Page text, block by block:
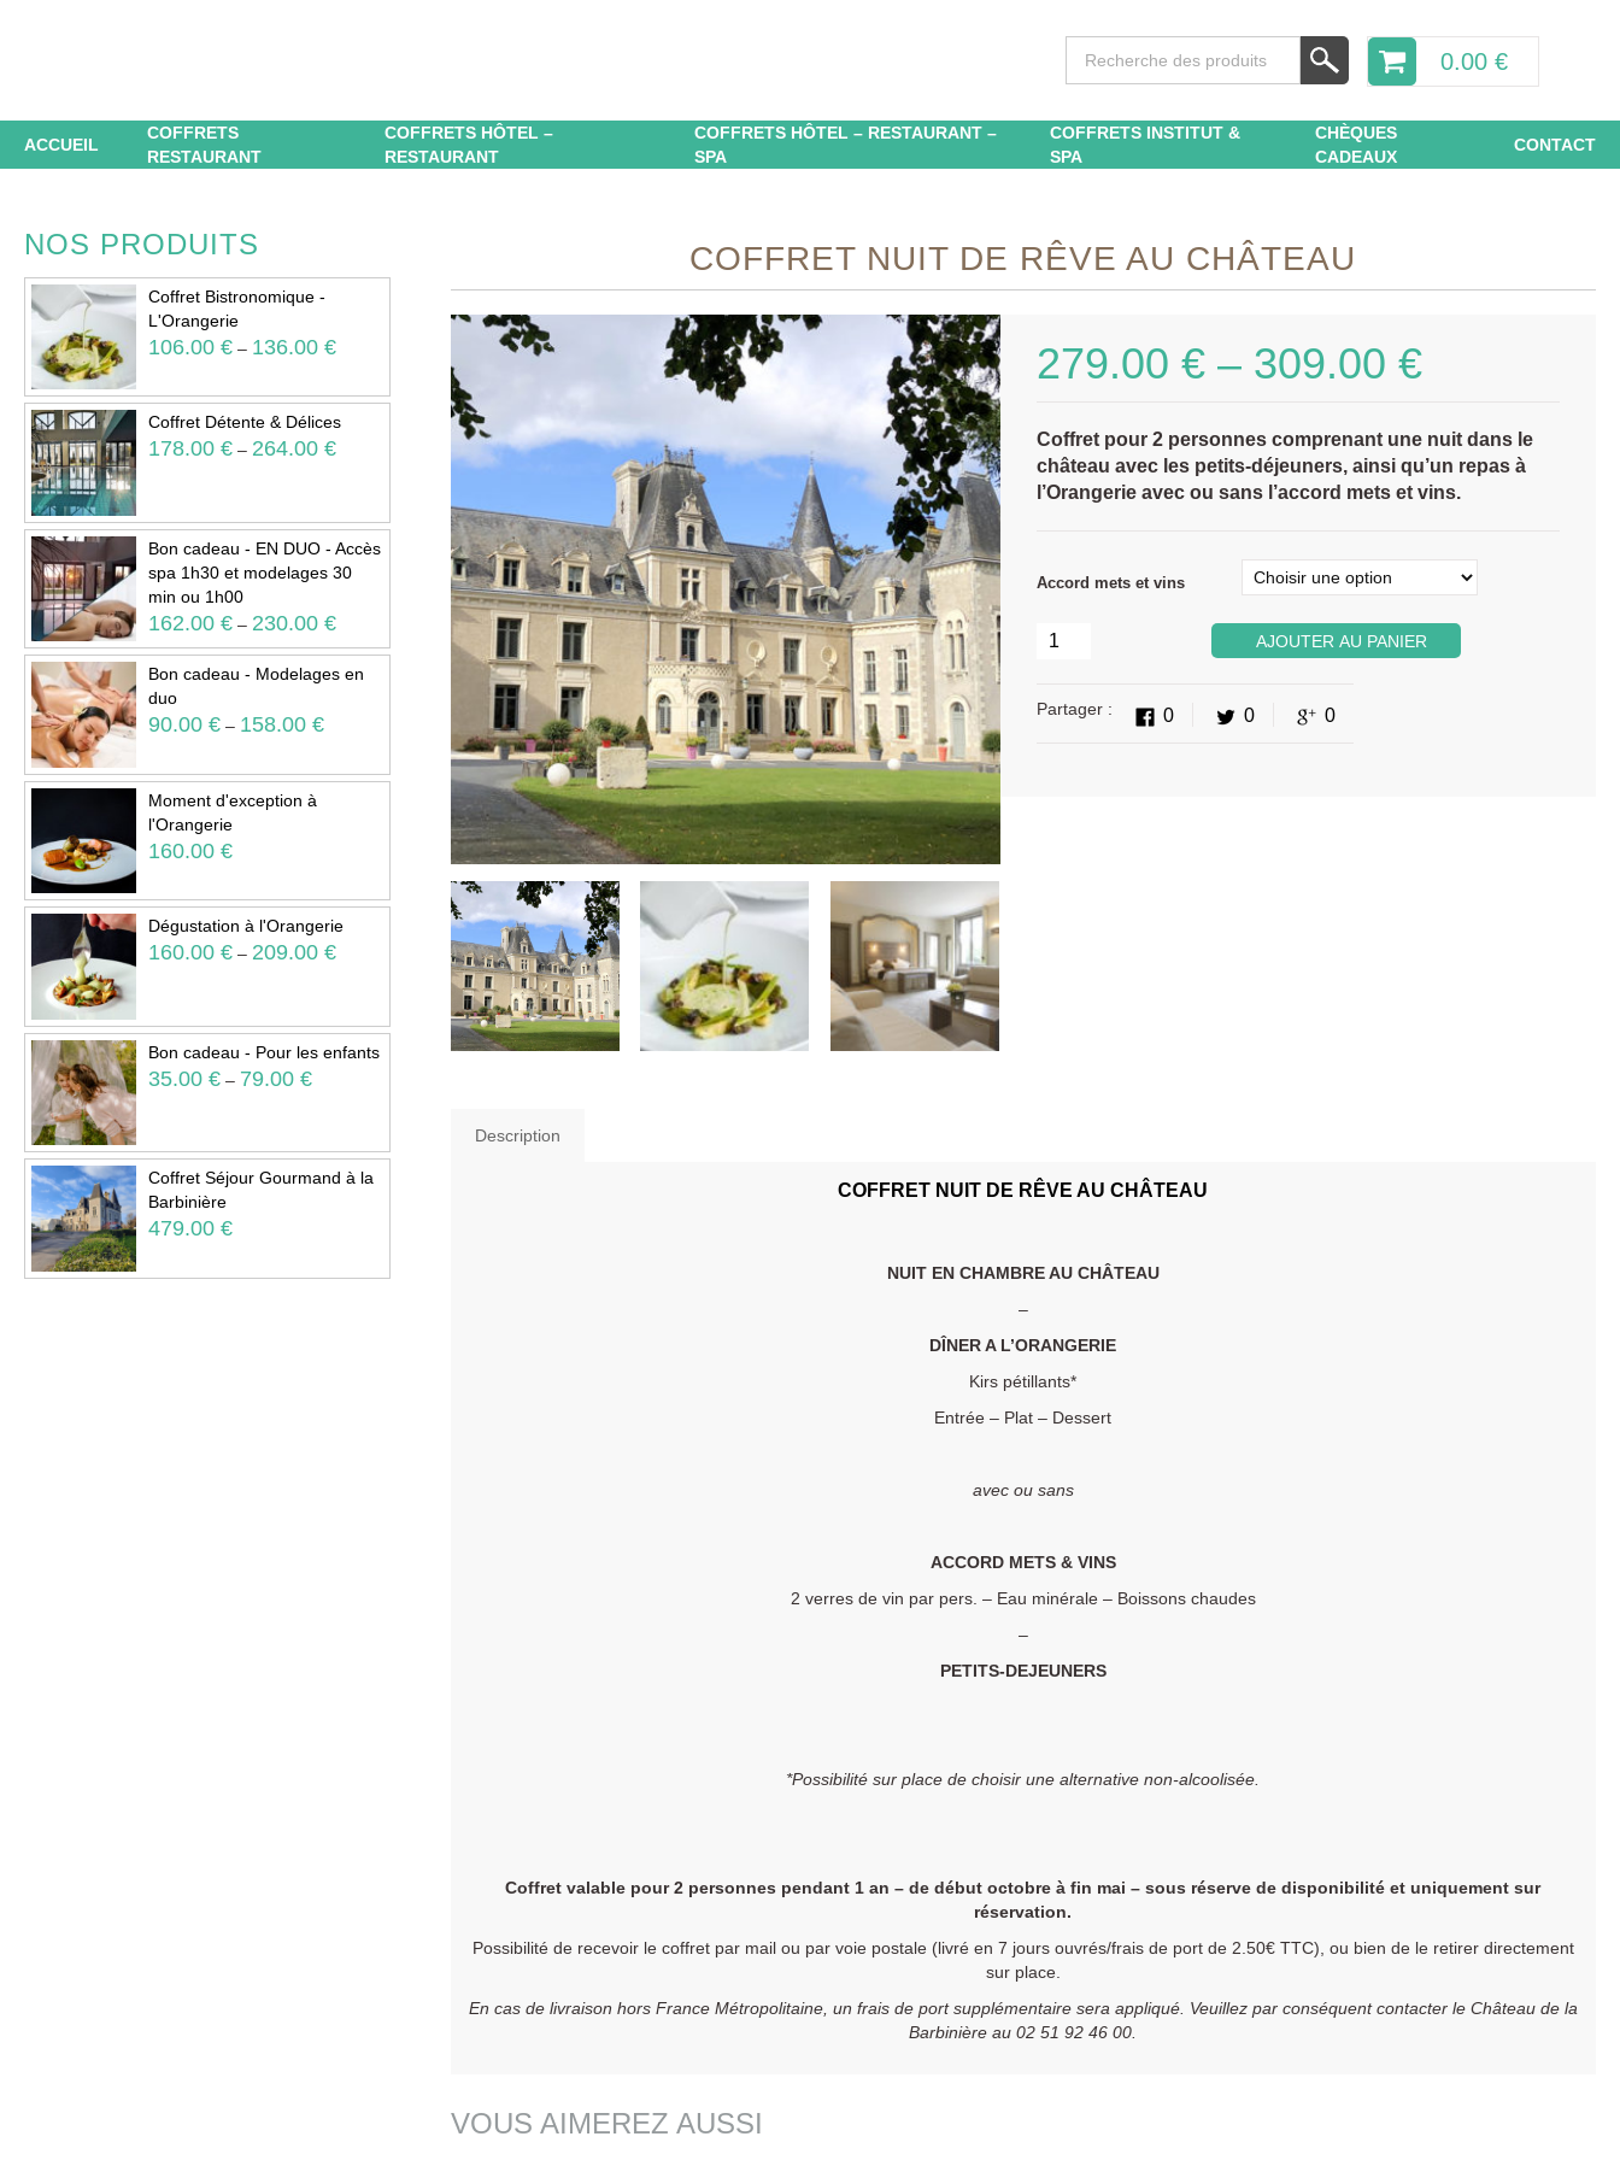
0.00 €
ACCUEIL
COFFRETS
RESTAURANT
COFFRETS HÔTEL –
RESTAURANT
COFFRETS HÔTEL – RESTAURANT –
SPA
COFFRETS INSTITUT &
SPA
CHÈQUES
CADEAUX
CONTACT
NOS PRODUITS
Coffret Bistronomique -
L'Orangerie
106.00€ – 136.00€
Coffret Détente & Délices
178.00€ – 264.00€
Bon cadeau - EN DUO - Accès
spa 1h30 et modelages 30
min ou 1h00
162.00€ – 230.00€
Bon cadeau - Modelages en
duo
90.00€ – 158.00€
Moment d'exception à
l'Orangerie
160.00€
Dégustation à l'Orangerie
160.00€ – 209.00€
Bon cadeau - Pour les enfants
35.00€ – 79.00€
Coffret Séjour Gourmand à la
Barbinière
479.00€
COFFRET NUIT DE RÊVE AU CHÂTEAU
279.00 €– 309.00 €
Coffret pour 2 personnes comprenant une nuit dans le
château avec les petits-déjeuners, ainsi qu’un repas à
l’Orangerie avec ou sans l’accord mets et vins.
Accord mets et vins
AJOUTER AU PANIER
Partager : 0 0 0
Description
COFFRET NUIT DE RÊVE AU CHÂTEAU
NUIT EN CHAMBRE AU CHÂTEAU
–
DÎNER A L’ORANGERIE
Kirs pétillants*
Entrée – Plat – Dessert
avec ou sans
ACCORD METS & VINS
2 verres de vin par pers. – Eau minérale – Boissons chaudes
–
PETITS-DEJEUNERS
*Possibilité sur place de choisir une alternative non-alcoolisée.
Coffret valable pour 2 personnes pendant 1 an – de début octobre à fin mai – sous réserve de disponibilité et uniquement sur
réservation.
Possibilité de recevoir le coffret par mail ou par voie postale (livré en 7 jours ouvrés/frais de port de 2.50€ TTC), ou bien de le retirer directement
sur place.
En cas de livraison hors France Métropolitaine, un frais de port supplémentaire sera appliqué. Veuillez par conséquent contacter le Château de la
Barbinière au 02 51 92 46 00.
VOUS AIMEREZ AUSSI